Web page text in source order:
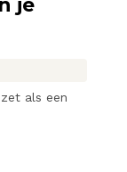
als een